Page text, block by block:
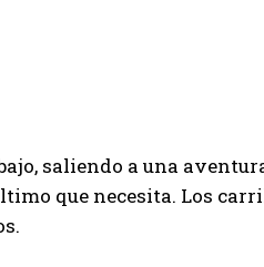
saliendo a una
que necesita. Los